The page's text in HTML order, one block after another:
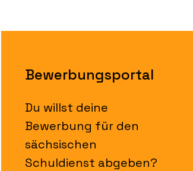
Bewerbungsportal
Du willst deine
Bewerbung für den
sächsischen
Schuldienst abgeben?